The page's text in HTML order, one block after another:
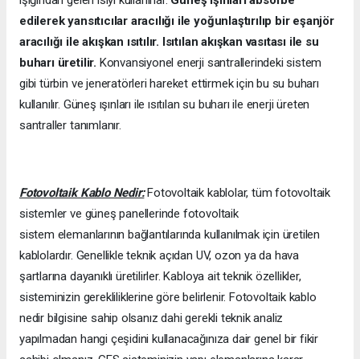
edilerek yansıtıcılar aracılığı ile yoğunlaştırılıp bir eşanjör
aracılığı ile akışkan ısıtılır. Isıtılan akışkan vasıtası ile su
buharı üretilir. Konvansiyonel enerji santrallerindeki sistem
gibi türbin ve jeneratörleri hareket ettirmek için bu su buharı
kullanılır. Güneş ışınları ile ısıtılan su buharı ile enerji üreten
santraller tanımlanır.
Fotovoltaik Kablo Nedir:Fotovoltaik kablolar, tüm fotovoltaik
sistemler ve güneş panellerinde fotovoltaik
sistem elemanlarının bağlantılarında kullanılmak için üretilen
kablolardır. Genellikle teknik açıdan UV, ozon ya da hava
şartlarına dayanıklı üretilirler. Kabloya ait teknik özellikler,
sisteminizin gerekliliklerine göre belirlenir. Fotovoltaik kablo
nedir bilgisine sahip olsanız dahi gerekli teknik analiz
yapılmadan hangi çeşidini kullanacağınıza dair genel bir fikir